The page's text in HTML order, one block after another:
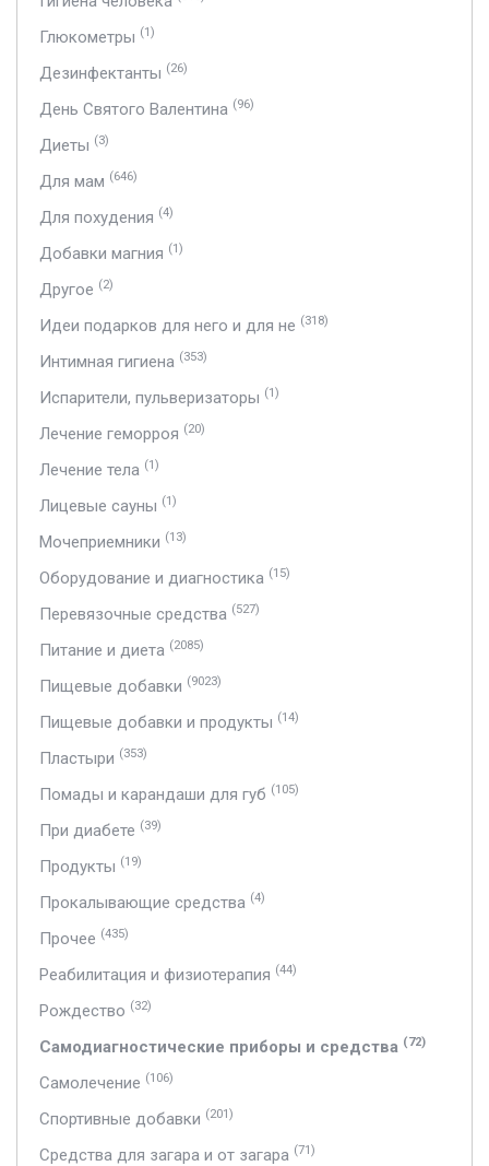
Глюкометры (1)
Дезинфектанты (26)
День Святого Валентина (96)
Диеты (3)
Для мам (646)
Для похудения (4)
Добавки магния (1)
Другое (2)
Идеи подарков для него и для не (318)
Интимная гигиена (353)
Испарители, пульверизаторы (1)
Лечение геморроя (20)
Лечение тела (1)
Лицевые сауны (1)
Мочеприемники (13)
Оборудование и диагностика (15)
Перевязочные средства (527)
Питание и диета (2085)
Пищевые добавки (9023)
Пищевые добавки и продукты (14)
Пластыри (353)
Помады и карандаши для губ (105)
При диабете (39)
Продукты (19)
Прокалывающие средства (4)
Прочее (435)
Реабилитация и физиотерапия (44)
Рождество (32)
Самодиагностические приборы и средства (72)
Самолечение (106)
Спортивные добавки (201)
Средства для загара и от загара (71)